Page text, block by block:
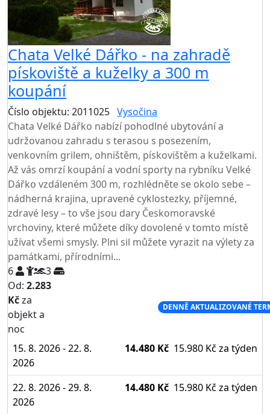
Chata Velké Dářko - na zahradě
pískoviště a kuželky a 300 m
koupání
Číslo objektu: 2011025 Vysočina
Chata Velké Dářko nabízí pohodlné ubytování a
udržovanou zahradu s terasou s posezením,
venkovním grilem, ohništěm, pískovištěm a kuželkami.
Až vás omrzí koupání a vodní sporty na rybníku Velké
Dářko vzdáleném 300 m, rozhlédněte se okolo sebe –
nádherná krajina, upravené cyklostezky, příjemné,
zdravé lesy – to vše jsou dary Českomoravské
vrchoviny, které můžete díky dovolené v tomto místě
užívat všemi smysly. Plni sil můžete vyrazit na výlety za
památkami, přírodními...
6
3
Od: 2.283
Kčza
objekt a
noc
DENNĚ AKTUALIZOVANÉ
15. 8. 2026 - 22. 8.
2026
14.480 Kč 15.980 Kč za týden
22. 8. 2026 - 29. 8.
2026
14.480 Kč 15.980 Kč za týden